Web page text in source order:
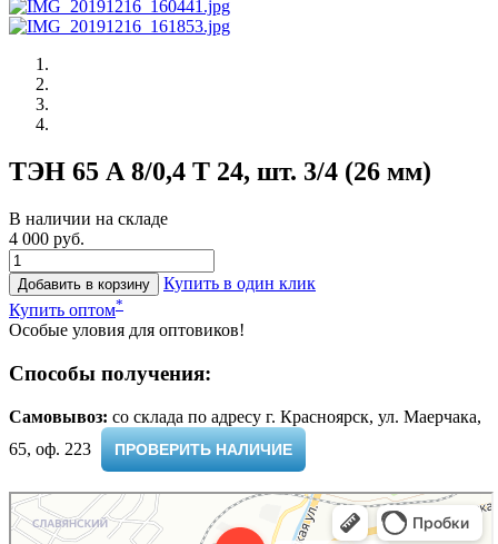
ТЭН 65 А 8/0,4 Т 24, шт. 3/4 (26 мм)
В наличии на складе
4 000 руб.
Добавить в корзину
Купить в один клик
Купить оптом*
Особые уловия для оптовиков!
Способы получения:
Самовывоз: cо склада по адресу г. Красноярск, ул. Маерчака,
65, оф. 223 ​
ПРОВЕРИТЬ НАЛИЧИЕ